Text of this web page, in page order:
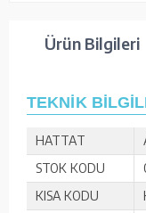
Ürün Bilgileri
TEKNİK
HATTAT
STOK KODU
KISA KODU